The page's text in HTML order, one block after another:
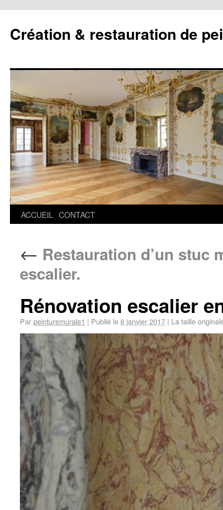
Création & restauration de
ACCUEIL CONTACT
← Restauration d’un stuc
escalier.
Rénovation escalier
Parpeinturemurale1 | Publié le6 janvier 2017 | La taille